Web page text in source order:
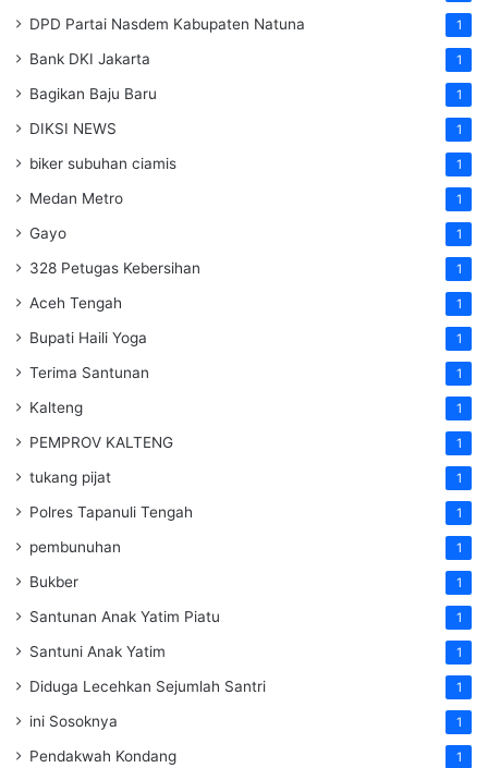
DPD Partai Nasdem Kabupaten Natuna 1
Bank DKI Jakarta 1
Bagikan Baju Baru 1
DIKSI NEWS 1
biker subuhan ciamis 1
Medan Metro 1
Gayo 1
328 Petugas Kebersihan 1
Aceh Tengah 1
Bupati Haili Yoga 1
Terima Santunan 1
Kalteng 1
PEMPROV KALTENG 1
tukang pijat 1
Polres Tapanuli Tengah 1
pembunuhan 1
Bukber 1
Santunan Anak Yatim Piatu 1
Santuni Anak Yatim 1
Diduga Lecehkan Sejumlah Santri 1
ini Sosoknya 1
Pendakwah Kondang 1